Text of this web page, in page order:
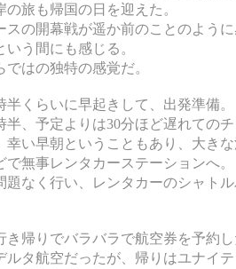
の旅も帰国の日を迎えた。
スの開幕戦が遥か前のことのよう
いう間にも感じる。
ではの独特の感覚だ。
半くらいに早起きして、出発準備。
半、予定よりは30分ほど遅れての
幸い早朝ということもあり、大き
で無事レンタカーステーションへ。
題なく行い、レンタカーのシャト
き帰りでバラバラで航空券を予約
ルタ航空だったが、帰りはユナイ